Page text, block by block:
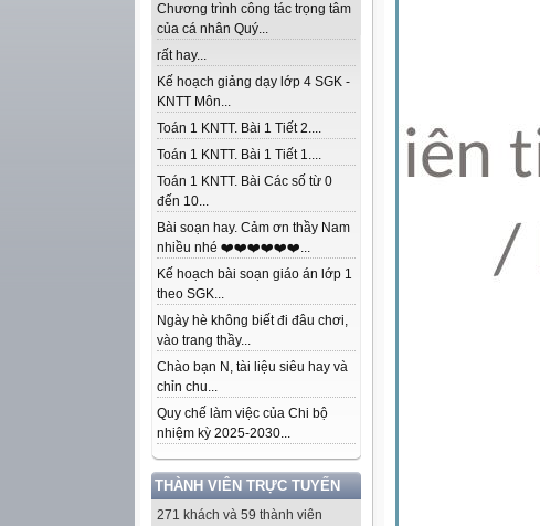
Chương trình công tác trọng tâm
của cá nhân Quý...
rất hay...
Kế hoạch giảng dạy lớp 4 SGK -
KNTT Môn...
Toán 1 KNTT. Bài 1 Tiết 2....
Toán 1 KNTT. Bài 1 Tiết 1....
Toán 1 KNTT. Bài Các số từ 0
đến 10...
Bài soạn hay. Cảm ơn thầy Nam
nhiều nhé ❤️❤️❤️❤️❤️❤️...
Kế hoạch bài soạn giáo án lớp 1
theo SGK...
Ngày hè không biết đi đâu chơi,
vào trang thầy...
Chào bạn N, tài liệu siêu hay và
chỉn chu...
Quy chế làm việc của Chi bộ
nhiệm kỳ 2025-2030...
THÀNH VIÊN TRỰC TUYẾN
271 khách và 59 thành viên